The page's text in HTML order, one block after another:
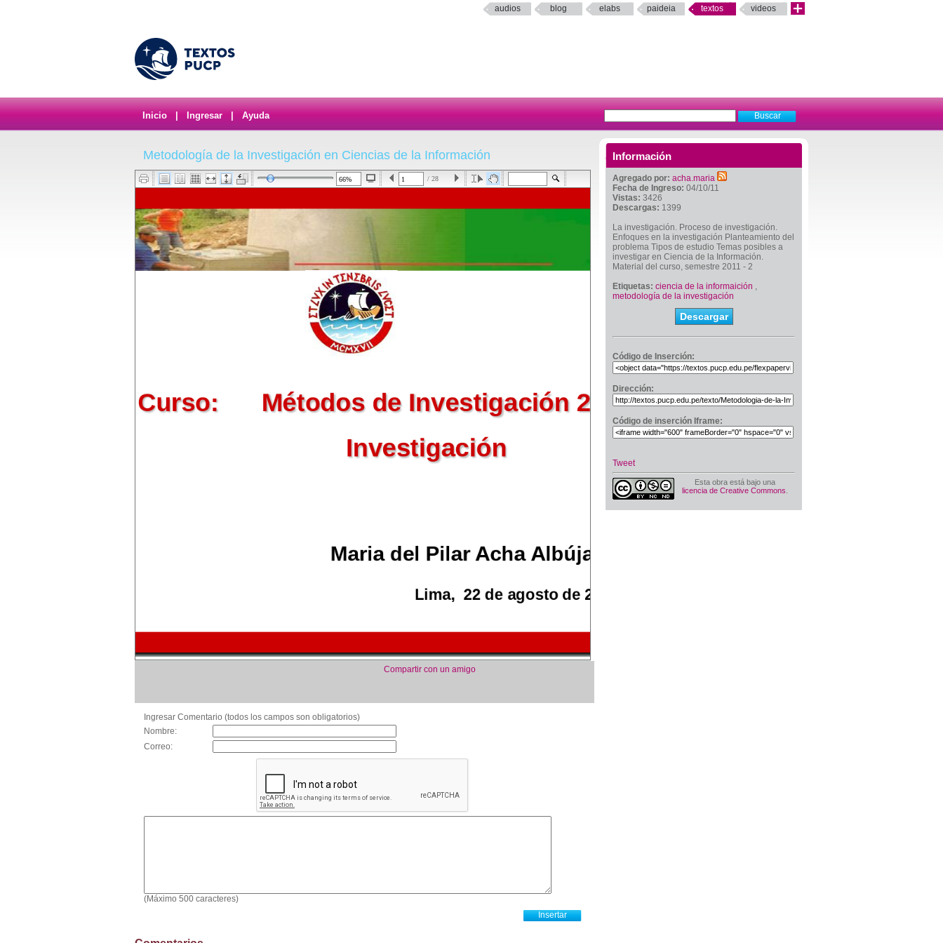
audios blog elabs paideia textos videos
Inicio Ingresar Ayuda
Información
Agregado por: acha.maria
Fecha de Ingreso: 04/10/11
Vistas: 3426
Descargas: 1399
La investigación. Proceso de investigación.
Enfoques en la investigación Planteamiento del
problema Tipos de estudio Temas posibles a
investigar en Ciencia de la Información.
Material del curso, semestre 2011 - 2
Etiquetas: ciencia de la informaición ,
metodología de la investigación
Descargar
Código de Inserción:
Dirección:
Código de inserción Iframe:
Tweet
Esta obra está bajo una
licencia de Creative Commons
Metodología de la Investigación en Ciencias de la Información
/ 28
Compartir con un amigo
Ingresar Comentario (todos los campos son obligatorios)
Nombre:
Correo:
(Máximo 500 caracteres)